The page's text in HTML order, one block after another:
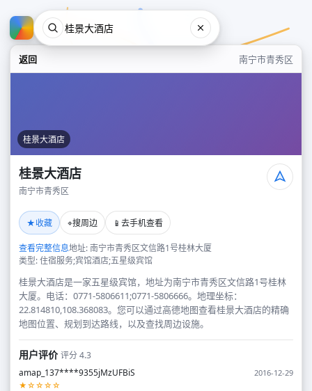
返回 南宁市青秀区
桂景大酒店
桂景大酒店
南宁市青秀区
★收藏 ⌖搜周边 📱 去手机查看
查看完整信息地址: 南宁市青秀区文信路1号桂林大厦
类型: 住宿服务;宾馆酒店;五星级宾馆
桂景大酒店是一家五星级宾馆，地址为南宁市青秀区文信路1号桂林
大厦。电话：0771-5806611;0771-5806666。地理坐标：
22.814810,108.368083。您可以通过高德地图查看桂景大酒店的精确
地图位置、规划到达路线，以及查找周边设施。
用户评价评分 4.3
amap_137****9355jMzUFBiS
2016-12-29
★☆☆☆☆